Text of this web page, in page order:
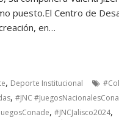
puesto.El Centro de
en…
, Deporte Institucional
,#JNC
,#JNCJalisco2024,